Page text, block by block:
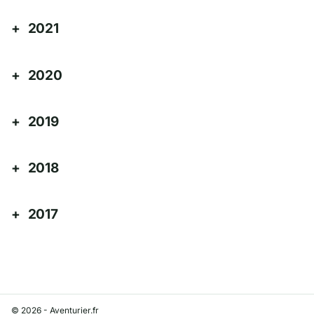
2021
2020
2019
2018
2017
© 2026 - Aventurier.fr